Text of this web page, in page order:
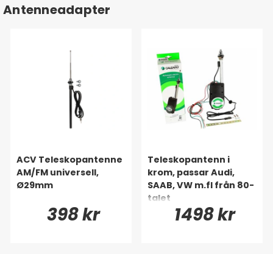
Antenneadapter
ACV Teleskopantenne
AM/FM universell,
Ø29mm
398 kr
Teleskopantenn i
krom, passar Audi,
SAAB, VW m.fl från 80-
talet
1498 kr